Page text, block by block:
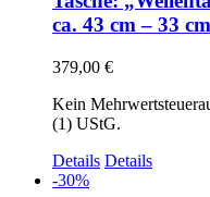
ca. 43 cm – 33
379,00 €
Kein
(1) UStG.
Details Details
-30%